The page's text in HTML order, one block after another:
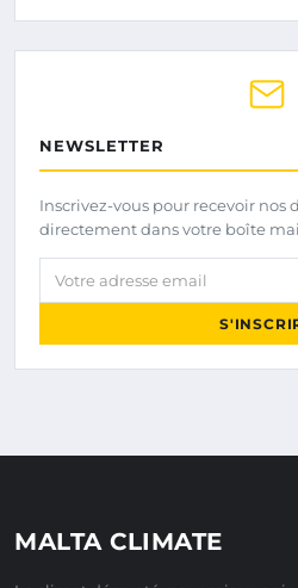
NEWSLETTER
Inscrivez-vous pour recevoir nos
directement dans votre boîte
Votre adresse email
MALTA CLIMATE